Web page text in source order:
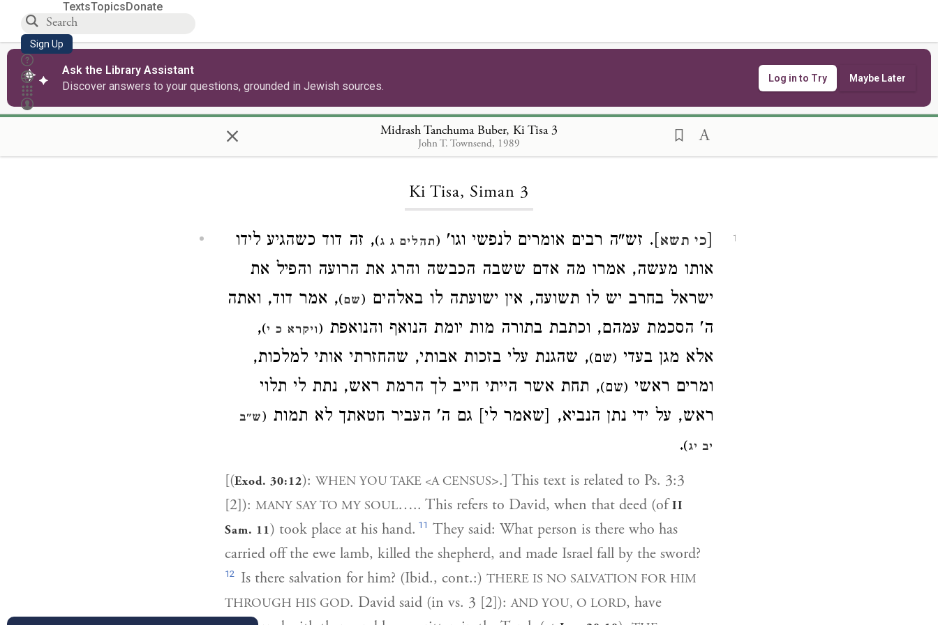
TextsTopicsDonate
Sign Up
Ask the Library Assistant
Discover answers to your questions, grounded in Jewish sources.
Log in to Try Maybe Later
× Midrash Tanchuma Buber, Ki Tisa 3
John T. Townsend, 1989
Loading...
Ki Tisa, Siman 3
1
[כי תשא]. זש"ה רבים אומרים לנפשי וגו' (תהלים ג ג), זה דוד כשהגיע לידו
אותו מעשה, אמרו מה אדם ששבה הכבשה והרג את הרועה והפיל את
ישראל בחרב יש לו תשועה, אין ישועתה לו באלהים (שם), אמר דוד, ואתה
ה' הסכמת עמהם, וכתבת בתורה מות יומת הנואף והנואפת (ויקרא כ י)
,
אלא מגן בעדי (שם), שהגנת עלי בזכות אבותי, שהחזרתי אותי למלכות,
ומרים ראשי (שם), תחת אשר הייתי חייב לך הרמת ראש, נתת לי תלוי
ראש, על ידי נתן הנביא, [שאמר לי] גם ה' העביר חטאתך לא תמות (ש"ב
יב יג)
.
[(Exod. 30:12): WHEN YOU TAKE <A CENSUS>.] This text is related to Ps. 3:3
[2]): MANY SAY TO MY SOUL….. This refers to David, when that deed (ofII
Sam. 11) took place at his hand. 11 They said: What person is there who has
carried off the ewe lamb, killed the shepherd, and made Israel fall by the sword?
12 Is there salvation for him? (Ibid., cont.:) THERE IS NO SALVATION FOR HIM
THROUGH HIS GOD. David said (in vs. 3 [2]):AND YOU, O LORD, have